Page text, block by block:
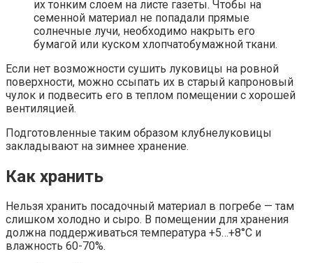
их тонким слоем на листе газеты. Чтобы на
семенной материал не попадали прямые
солнечные лучи, необходимо накрыть его
бумагой или куском хлопчатобумажной ткани.
Если нет возможности сушить луковицы на ровной
поверхности, можно ссыпать их в старый капроновый
чулок и подвесить его в теплом помещении с хорошей
вентиляцией.
Подготовленные таким образом клубнелуковицы
закладывают на зимнее хранение.
Как хранить
Нельзя хранить посадочный материал в погребе — там
слишком холодно и сыро. В помещении для хранения
должна поддерживаться температура +5…+8°С и
влажность 60-70%.